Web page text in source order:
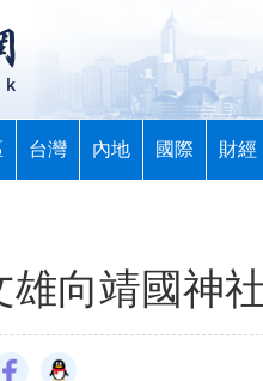
台灣 內地 國際 財經
向靖國神